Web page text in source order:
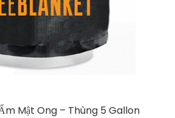
Mật Ong – Thùng 5 Gallon